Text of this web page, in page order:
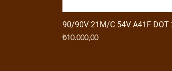
90/90V 21M/C 54V A41F DOT
Fiyat
₺10.000,00